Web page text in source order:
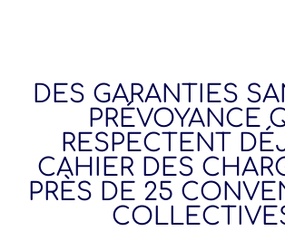
DES GARANTIES
PRÉVOYANCE
RESPECTENT
CAHIER DES
PRÈS DE 25